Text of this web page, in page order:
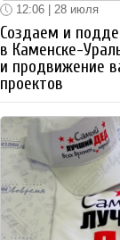
12:06 | 28 июля
Создаем и
в Каменске-
и продвижение
проектов